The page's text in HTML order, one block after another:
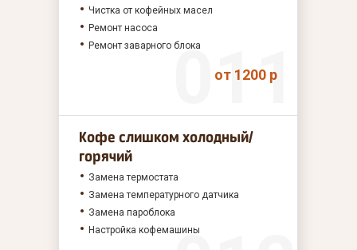
Чистка от кофейных масел
Ремонт насоса
Ремонт заварного блока
от 1200 р
Кофе слишком холодный/
горячий
Замена термостата
Замена температурного датчика
Замена пароблока
Настройка кофемашины